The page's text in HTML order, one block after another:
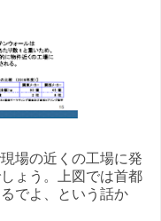
場の近くの工場に発
ょう。上図では首都
でよ、という話か